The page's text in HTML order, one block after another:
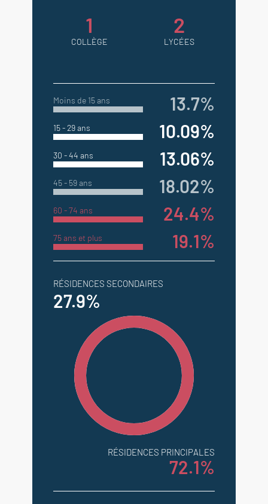
1
COLLÈGE
2
LYCÉES
Moins de 15 ans 13.7%
15 - 29 ans 10.09%
30 - 44 ans 13.06%
45 - 59 ans 18.02%
60 - 74 ans 24.4%
75 ans et plus 19.1%
RÉSIDENCES SECONDAIRES
27.9%
RÉSIDENCES PRINCIPALES
72.1%